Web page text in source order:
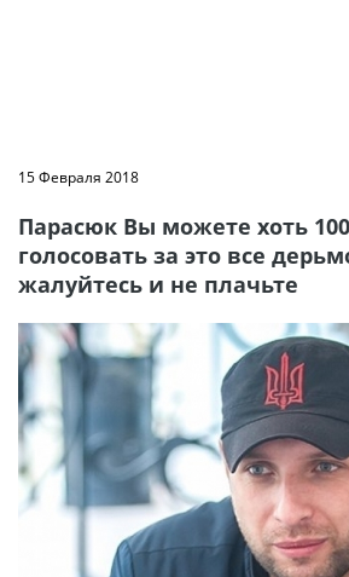
15 Февраля 2018
Парасюк Вы можете хоть
голосовать за это все
жалуйтесь и не плачьте